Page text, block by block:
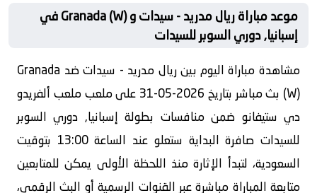
موعد مباراة ريال مدريد - سيدات و Granada (W) في
إسبانيا, دوري السوبر للسيدات
مشاهدة مباراة اليوم بين ريال مدريد - سيدات ضد Granada
(W) بث مباشر بتاريخ 2026-05-31 على ملعب ملعب ألفريدو
دي ستيفانو ضمن منافسات بطولة إسبانيا, دوري السوبر
للسيدات صافرة البداية ستعلو عند الساعة 13:00 بتوقيت
السعودية، لتبدأ الإثارة منذ اللحظة الأولى يمكن للمتابعين
متابعة المباراة مباشرة عبر القنوات الرسمية أو البث الرقمي،